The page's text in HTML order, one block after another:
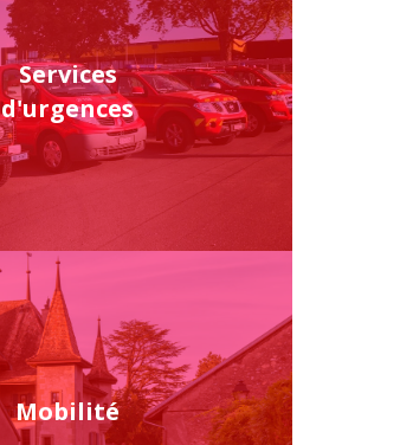
Services
d'urgences
Mobilité